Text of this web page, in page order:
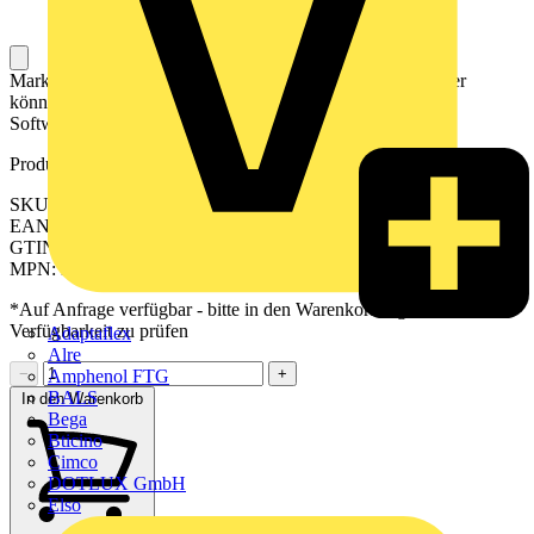
Adaptaflex
Alre
Amphenol FTG
BALS
Bega
Bticino
Cimco
DOTLUX GmbH
Elso
Markierer für die Beschriftung von Klemmen. Die Markierer
können mit einem Drucker oder Plotter und entsprechender
Software beschriftet werden.
Produktkennzeichen
SKU: 2519180000
EAN: 04050118531404
GTIN: 04050118531404
MPN: MF 10/6 MM WS
*Auf Anfrage verfügbar - bitte in den Warenkorb legen, um
Verfügbarkeit zu prüfen
−
+
In den Warenkorb